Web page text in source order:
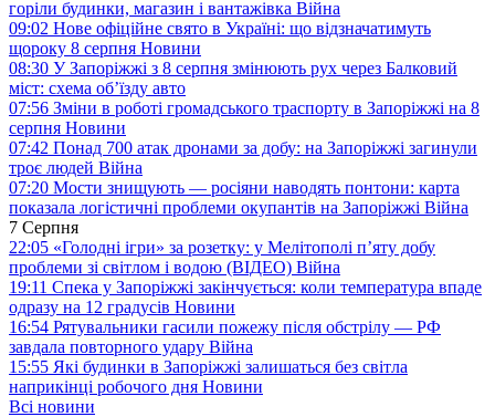
горіли будинки, магазин і вантажівка Війна
09:02 Нове офіційне свято в Україні: що відзначатимуть
щороку 8 серпня Новини
08:30 У Запоріжжі з 8 серпня змінюють рух через Балковий
міст: схема об’їзду авто
07:56 Зміни в роботі громадського траспорту в Запоріжжі на 8
серпня Новини
07:42 Понад 700 атак дронами за добу: на Запоріжжі загинули
троє людей Війна
07:20 Мости знищують — росіяни наводять понтони: карта
показала логістичні проблеми окупантів на Запоріжжі Війна
7 Серпня
22:05 «Голодні ігри» за розетку: у Мелітополі п’яту добу
проблеми зі світлом і водою (ВІДЕО) Війна
19:11 Спека у Запоріжжі закінчується: коли температура впаде
одразу на 12 градусів Новини
16:54 Рятувальники гасили пожежу після обстрілу — РФ
завдала повторного удару Війна
15:55 Які будинки в Запоріжжі залишаться без світла
наприкінці робочого дня Новини
Всі новини